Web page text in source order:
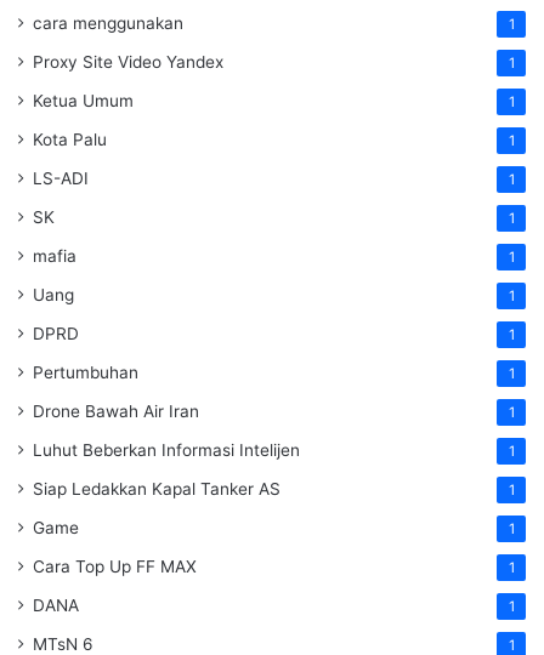
cara menggunakan 1
Proxy Site Video Yandex 1
Ketua Umum 1
Kota Palu 1
LS-ADI 1
SK 1
mafia 1
Uang 1
DPRD 1
Pertumbuhan 1
Drone Bawah Air Iran 1
Luhut Beberkan Informasi Intelijen 1
Siap Ledakkan Kapal Tanker AS 1
Game 1
Cara Top Up FF MAX 1
DANA 1
MTsN 6 1